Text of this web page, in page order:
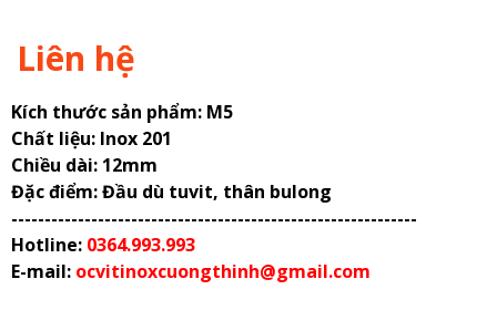
Liên hệ
Kích thước sản phẩm: M5
Chất liệu: Inox 201
Chiều dài: 12mm
Đặc điểm: Đầu dù tuvit, thân bulong
-------------------------------------------------------------
Hotline: 0364.993.993
E-mail: ocvitinoxcuongthinh@gmail.com